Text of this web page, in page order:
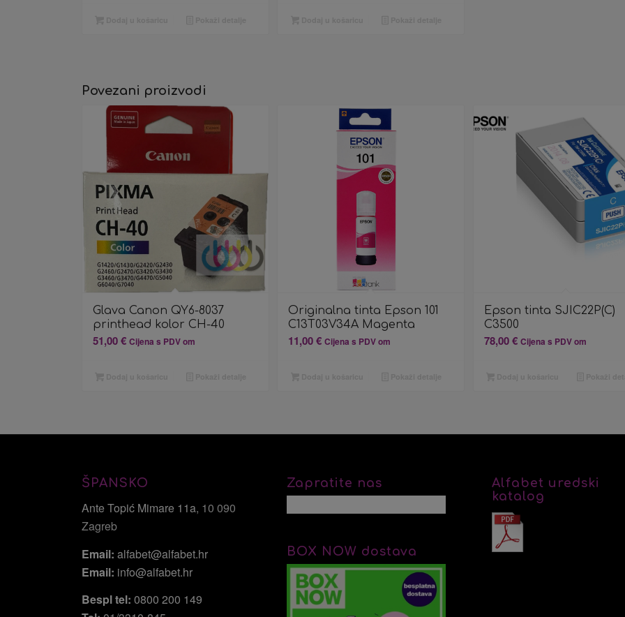
Povezani proizvodi
Glava Canon QY6-8037
printhead kolor CH-40
51,00€ Cijena s PDV om
Originalna tinta Epson 101
C13T03V34A Magenta
11,00€ Cijena s PDV om
Epson tinta SJIC22P(C)
C3500
78,00€ Cijena s PDV om
ŠPANSKO
Ante Topić Mimare 11a, 10 090
Zagreb
Email: alfabet@alfabet.hr
Email: info@alfabet.hr
Bespl tel: 0800 200 149
Zapratite nas
BOX NOW dostava
Alfabet uredski
katalog